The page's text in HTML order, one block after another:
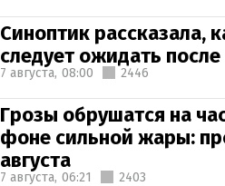
Синоптик рассказала,
следует ожидать
7 августа, 08:00 2446
Грозы обрушатся на
фоне сильной жары:
августа
7 августа, 06:21 2403